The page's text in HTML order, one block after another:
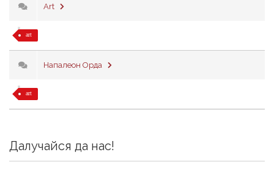
Art
art
Напалеон Орда
art
Далучайся да нас!